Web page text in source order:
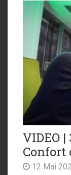
VIDEO
Confort
12 Mai